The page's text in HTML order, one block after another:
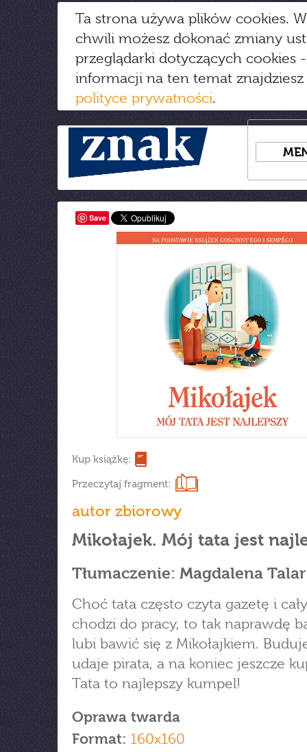
Ta strona używa plików cookies.
chwili możesz dokonać zmiany
przeglądarki dotyczących cookies
informacji na ten temat
polityce prywatności.
Save
Kup książkę:
Przeczytaj fragment:
autor zbiorowy
Mikołajek. Mój tata jest
Tłumaczenie: Magdalena Talar
Choć tata często czyta gazetę i
chodzi do pracy, to tak naprawdę
lubi bawić się z Mikołajkiem.
udaje pirata, a na koniec jeszcze
Tata to najlepszy kumpel!
Oprawa twarda
Format: 160x160